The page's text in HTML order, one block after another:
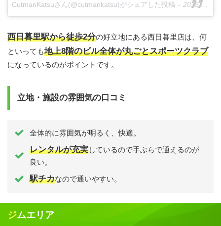
CutmanKatsuさん(@cutmankatsu)がシェアした投稿 – 2015 1月 3 10:35午後 PST
西日暮里駅から徒歩2分の好立地にある西日暮里店は、何
といっても地上8階のビル全体が丸ごとスポーツクラブ
になっているのがポイントです。
立地・施設の雰囲気の口コミ
全体的に雰囲気が明るく、快適。
レンタルが充実しているので手ぶらで通えるのが
良い。
駅チカなので通いやすい。
ジムエリア